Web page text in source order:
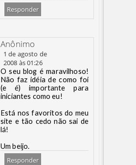
Responder
Anônimo
1 de agosto de
2008 às 01:26
O seu blog é maravilhoso!
Não faz idéia de como foi
(e é) importante para
iniciantes como eu!
Está nos favoritos do meu
site e tão cedo não sai de
lá!
Um beijo.
Responder